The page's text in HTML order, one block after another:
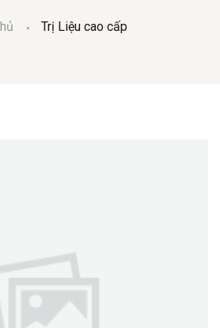
Trị Liệu cao cấp